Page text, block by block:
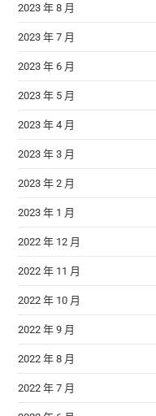
2023 年 8 月
2023 年 7 月
2023 年 6 月
2023 年 5 月
2023 年 4 月
2023 年 3 月
2023 年 2 月
2023 年 1 月
2022 年 12 月
2022 年 11 月
2022 年 10 月
2022 年 9 月
2022 年 8 月
2022 年 7 月